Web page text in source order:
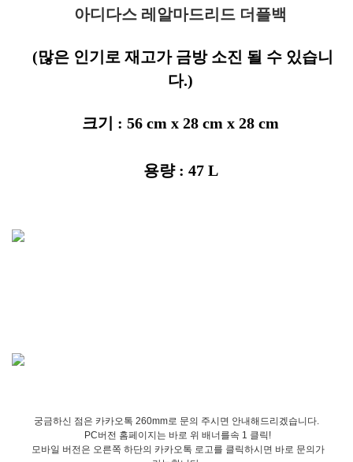
아디다스 레알마드리드 더플백
(많은 인기로 재고가 금방 소진 될 수 있습니
다.)
크기 : 56 cm x 28 cm x 28 cm
용량 : 47 L
궁금하신 점은 카카오톡 260mm로 문의 주시면 안내해드리겠습니다.
PC버전 홈페이지는 바로 위 배너를속 1 클릭!
모바일 버전은 오른쪽 하단의 카카오톡 로고를 클릭하시면 바로 문의가